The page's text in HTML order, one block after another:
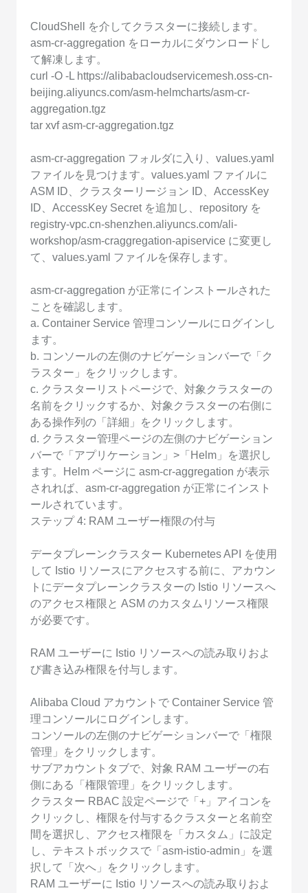
CloudShell を介してクラスターに接続します。
asm-cr-aggregation をローカルにダウンロードし
て解凍します。
curl -O -L https://alibabacloudservicemesh.oss-cn-
beijing.aliyuncs.com/asm-helmcharts/asm-cr-
aggregation.tgz
tar xvf asm-cr-aggregation.tgz
asm-cr-aggregation フォルダに入り、values.yaml
ファイルを見つけます。values.yaml ファイルに
ASM ID、クラスターリージョン ID、AccessKey
ID、AccessKey Secret を追加し、repository を
registry-vpc.cn-shenzhen.aliyuncs.com/ali-
workshop/asm-craggregation-apiservice に変更し
て、values.yaml ファイルを保存します。
asm-cr-aggregation が正常にインストールされた
ことを確認します。
a. Container Service 管理コンソールにログインし
ます。
b. コンソールの左側のナビゲーションバーで「ク
ラスター」をクリックします。
c. クラスターリストページで、対象クラスターの
名前をクリックするか、対象クラスターの右側に
ある操作列の「詳細」をクリックします。
d. クラスター管理ページの左側のナビゲーション
バーで「アプリケーション」>「Helm」を選択し
ます。Helm ページに asm-cr-aggregation が表示
されれば、asm-cr-aggregation が正常にインスト
ールされています。
ステップ 4: RAM ユーザー権限の付与
データプレーンクラスター Kubernetes API を使用
して Istio リソースにアクセスする前に、アカウン
トにデータプレーンクラスターの Istio リソースへ
のアクセス権限と ASM のカスタムリソース権限
が必要です。
RAM ユーザーに Istio リソースへの読み取りおよ
び書き込み権限を付与します。
Alibaba Cloud アカウントで Container Service 管
理コンソールにログインします。
コンソールの左側のナビゲーションバーで「権限
管理」をクリックします。
サブアカウントタブで、対象 RAM ユーザーの右
側にある「権限管理」をクリックします。
クラスター RBAC 設定ページで「+」アイコンを
クリックし、権限を付与するクラスターと名前空
間を選択し、アクセス権限を「カスタム」に設定
し、テキストボックスで「asm-istio-admin」を選
択して「次へ」をクリックします。
RAM ユーザーに Istio リソースへの読み取りおよ